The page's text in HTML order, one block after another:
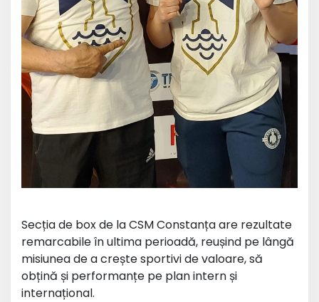
Secția de box de la CSM Constanța are rezultate
remarcabile în ultima perioadă, reușind pe lângă
misiunea de a crește sportivi de valoare, să
obțină și performanțe pe plan intern și
internațional.